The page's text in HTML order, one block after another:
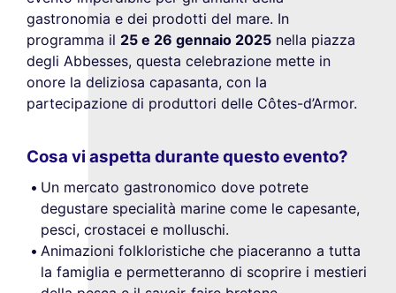
gastronomia e dei prodotti del mare. In
programma il 25 e 26 gennaio 2025 nella piazza
degli Abbesses, questa celebrazione mette in
onore la deliziosa capasanta, con la
partecipazione di produttori delle Côtes-d’Armor.
Cosa vi aspetta durante questo evento?
Un mercato gastronomico dove potrete
degustare specialità marine come le capesante,
pesci, crostacei e molluschi.
Animazioni folkloristiche che piaceranno a tutta
la famiglia e permetteranno di scoprire i mestieri